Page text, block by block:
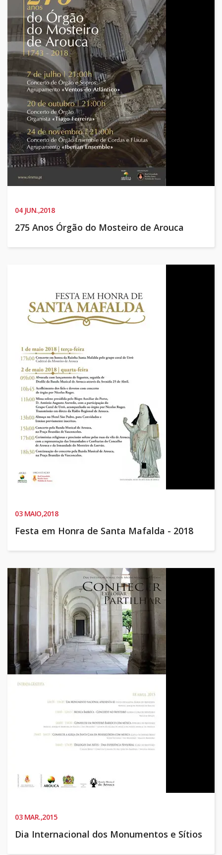
04JUN.,2018
275 Anos Órgão do Mosteiro de Arouca
03MAIO,2018
Festa em Honra de Santa Mafalda - 2018
03MAR.,2015
Dia Internacional dos Monumentos e Sítios